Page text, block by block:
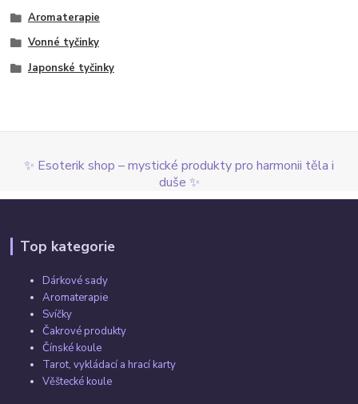
Aromaterapie
Vonné tyčinky
Japonské tyčinky
✨ Esoterik shop – mystické produkty pro harmonii těla i
duše ✨
Top kategorie
Dárkové sady
Aromaterapie
Svíčky
Čakrové produkty
Čínské koule
Tarot, vykládací a hrací karty
Věštecké koule